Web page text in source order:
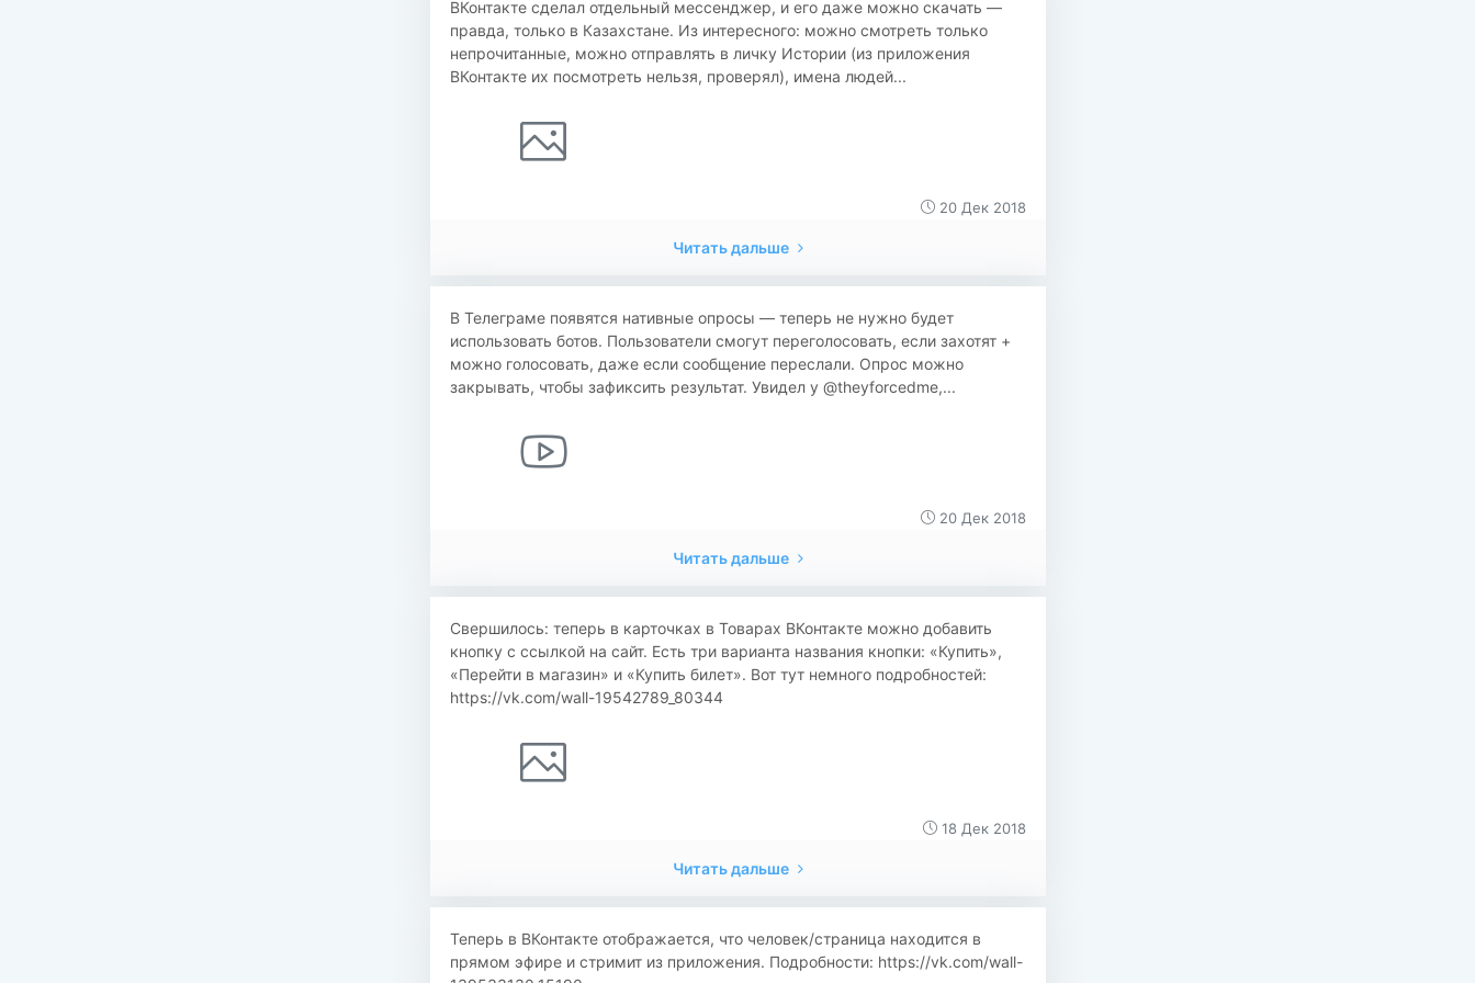
ВКонтакте сделал отдельный мессенджер, и его даже можно скачать —
правда, только в Казахстане. Из интересного: можно смотреть только
непрочитанные, можно отправлять в личку Истории (из приложения
ВКонтакте их посмотреть нельзя, проверял), имена людей...
20 Дек 2018
Читать дальше
В Телеграме появятся нативные опросы — теперь не нужно будет
использовать ботов. Пользователи смогут переголосовать, если захотят +
можно голосовать, даже если сообщение переслали. Опрос можно
закрывать, чтобы зафиксить результат. Увидел у @theyforcedme,...
20 Дек 2018
Читать дальше
Свершилось: теперь в карточках в Товарах ВКонтакте можно добавить
кнопку с ссылкой на сайт. Есть три варианта названия кнопки: «Купить»,
«Перейти в магазин» и «Купить билет». Вот тут немного подробностей:
https://vk.com/wall-19542789_80344
18 Дек 2018
Читать дальше
Теперь в ВКонтакте отображается, что человек/страница находится в
прямом эфире и стримит из приложения. Подробности: https://vk.com/wall-